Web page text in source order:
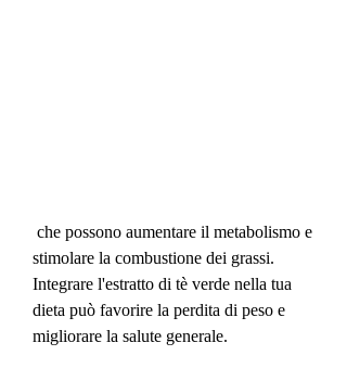
stimolare la combustione dei grassi.
Integrare l'estratto di tè verde nella tua
dieta può favorire la perdita di peso e
migliorare la salute generale.